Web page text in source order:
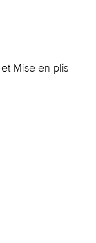
Mise en plis